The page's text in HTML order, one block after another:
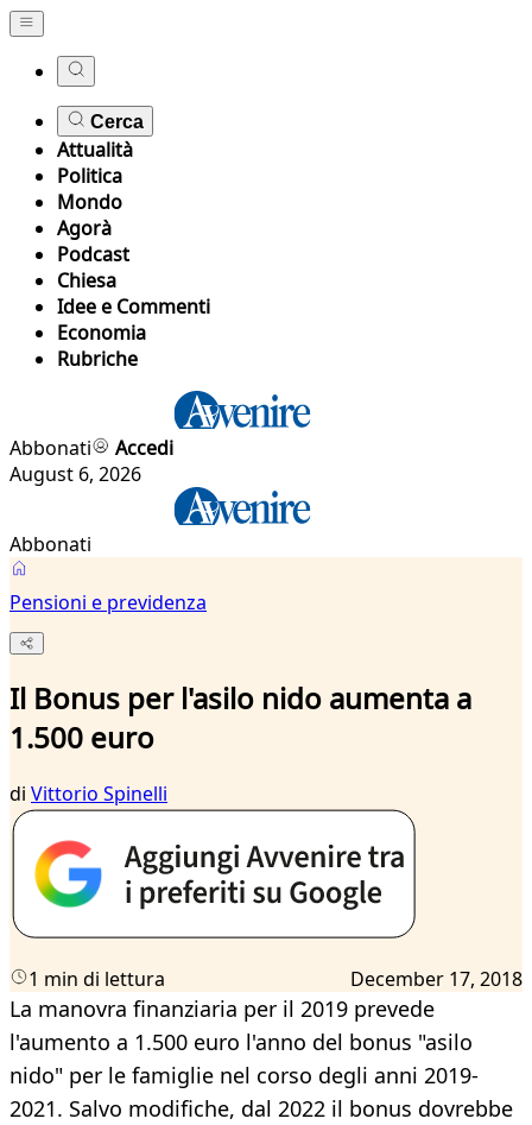
Cerca
Attualità
Politica
Mondo
Agorà
Podcast
Chiesa
Idee e Commenti
Economia
Rubriche
Abbonati
Accedi
August 6, 2026
Abbonati
Pensioni e previdenza
Il Bonus per l'asilo nido aumenta a
1.500 euro
di Vittorio Spinelli
1 min di lettura December 17, 2018
La manovra finanziaria per il 2019 prevede
l'aumento a 1.500 euro l'anno del bonus "asilo
nido" per le famiglie nel corso degli anni 2019-
2021. Salvo modifiche, dal 2022 il bonus dovrebbe